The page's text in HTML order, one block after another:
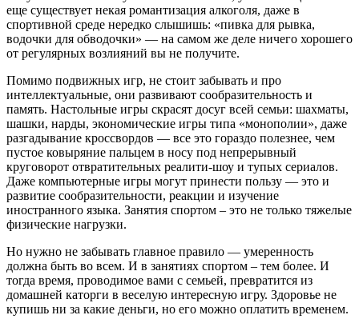
еще существует некая романтизация алкоголя, даже в
спортивной среде нередко слышишь: «пивка для рывка,
водочки для обводочки» — на самом же деле ничего хорошего
от регулярных возлияний вы не получите.
Помимо подвижных игр, не стоит забывать и про
интеллектуальные, они развивают сообразительность и
память. Настольные игры скрасят досуг всей семьи: шахматы,
шашки, нарды, экономические игры типа «монополии», даже
разгадывание кроссвордов — все это гораздо полезнее, чем
пустое ковыряние пальцем в носу под непрерывный
круговорот отвратительных реалити-шоу и тупых сериалов.
Даже компьютерные игры могут принести пользу — это и
развитие сообразительности, реакции и изучение
иностранного языка. Занятия спортом – это не только тяжелые
физические нагрузки.
Но нужно не забывать главное правило — умеренность
должна быть во всем. И в занятиях спортом – тем более. И
тогда время, проводимое вами с семьей, превратится из
домашней каторги в веселую интересную игру. Здоровье не
купишь ни за какие деньги, но его можно оплатить временем.